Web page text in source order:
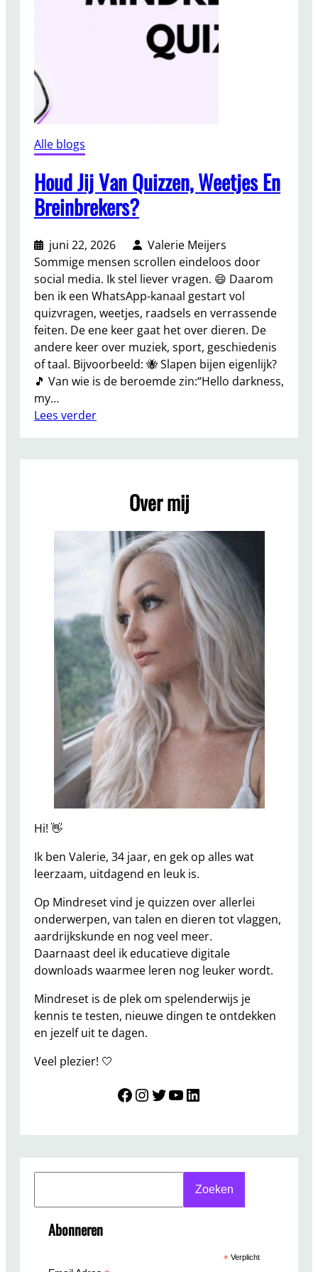
Alle blogs
Houd Jij Van Quizzen, Weetjes En
Breinbrekers?
juni 22, 2026
Valerie Meijers
Sommige mensen scrollen eindeloos door
social media. Ik stel liever vragen. 😄 Daarom
ben ik een WhatsApp-kanaal gestart vol
quizvragen, weetjes, raadsels en verrassende
feiten. De ene keer gaat het over dieren. De
andere keer over muziek, sport, geschiedenis
of taal. Bijvoorbeeld: 🐝 Slapen bijen eigenlijk?
🎵 Van wie is de beroemde zin:“Hello darkness,
my…
Lees verder:
j
u
i
z
z
e
n
,
W
e
e
t
j
E
n
r
e
n
b
r
e
k
r
Over mij
Hi! 👋
Ik ben Valerie, 34 jaar, en gek op alles wat
leerzaam, uitdagend en leuk is.
Op Mindreset vind je quizzen over allerlei
onderwerpen, van talen en dieren tot vlaggen,
aardrijkskunde en nog veel meer.
Daarnaast deel ik educatieve digitale
downloads waarmee leren nog leuker wordt.
Mindreset is de plek om spelenderwijs je
kennis te testen, nieuwe dingen te ontdekken
en jezelf uit te dagen.
Veel plezier! 🤍
Mindreset InstagramTwitter YouTube LinkedIn
Zoeken
Abonneren
*Verplicht